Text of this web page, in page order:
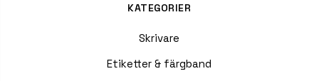
KATEGORIER
Skrivare
Etiketter & färgband